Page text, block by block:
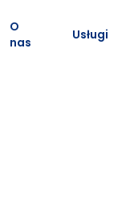
O
nas
Usługi